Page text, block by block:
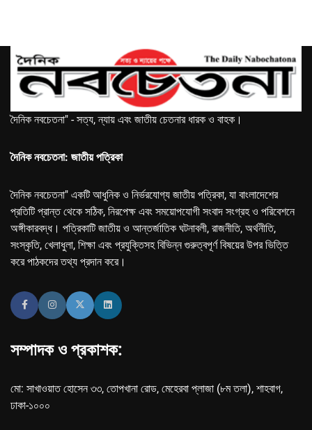
দৈনিক নবচেতনা" - সত্য, ন্যায় এবং জাতীয় চেতনার ধারক ও বাহক।
দৈনিক নবচেতনা: জাতীয় পত্রিকা
দৈনিক নবচেতনা" একটি আধুনিক ও নির্ভরযোগ্য জাতীয় পত্রিকা, যা বাংলাদেশের
প্রতিটি প্রান্ত থেকে সঠিক, নিরপেক্ষ এবং সময়োপযোগী সংবাদ সংগ্রহ ও পরিবেশনে
অঙ্গীকারবদ্ধ। পত্রিকাটি জাতীয় ও আন্তর্জাতিক ঘটনাবলী, রাজনীতি, অর্থনীতি,
সংস্কৃতি, খেলাধুলা, শিক্ষা এবং প্রযুক্তিসহ বিভিন্ন গুরুত্বপূর্ণ বিষয়ের উপর ভিত্তি
করে পাঠকদের তথ্য প্রদান করে।
সম্পাদক ও প্রকাশক:
মো: সাখাওয়াত হোসেন ৩৩, তোপখানা রোড, মেহেরবা প্লাজা (৮ম তলা), শাহবাগ,
ঢাকা-১০০০